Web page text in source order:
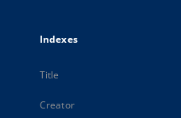
Indexes
Title
Creator